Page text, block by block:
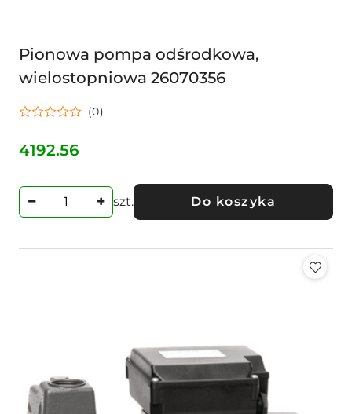
Pionowa pompa odśrodkowa,
wielostopniowa 26070356
(0)
Cena:
4192.56
szt. Do koszyka